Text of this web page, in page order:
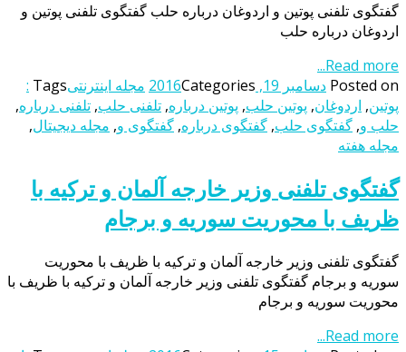
گفتگوی تلفنی پوتین و اردوغان درباره حلب گفتگوی تلفنی پوتین و
اردوغان درباره حلب
Read more...
Posted on دسامبر 19, 2016 Categories مجله اینترنتیTags
:
پوتین, اردوغان, پوتین حلب, پوتین درباره, تلفنی حلب, تلفنی درباره,
حلب و, گفتگوی حلب, گفتگوی درباره, گفتگوی و, مجله دیجیتال,
مجله هفته
گفتگوی تلفنی وزیر خارجه آلمان و ترکیه با
ظریف با محوریت سوریه و برجام
گفتگوی تلفنی وزیر خارجه آلمان و ترکیه با ظریف با محوریت
سوریه و برجام گفتگوی تلفنی وزیر خارجه آلمان و ترکیه با ظریف با
محوریت سوریه و برجام
Read more...